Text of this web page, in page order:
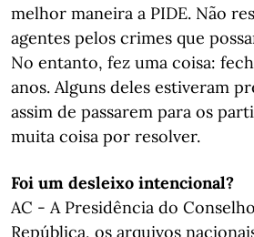
melhor maneira a PIDE. Não
agentes pelos crimes que
No entanto, fez uma coisa:
anos. Alguns deles estiveram
assim de passarem para os
muita coisa por resolver.
Foi um desleixo intencional?
AC - A Presidência do
República, os arquivos